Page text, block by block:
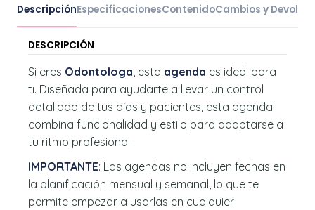
DescripciónEspecificacionesContenidoCambios y
DESCRIPCIÓN
Si eres Odontologa , esta agenda es ideal para
ti. Diseñada para ayudarte a llevar un control
detallado de tus días y pacientes, esta agenda
combina funcionalidad y estilo para adaptarse a
tu ritmo profesional.
IMPORTANTE: Las agendas no incluyen fechas en
la planificación mensual y semanal, lo que te
permite empezar a usarlas en cualquier